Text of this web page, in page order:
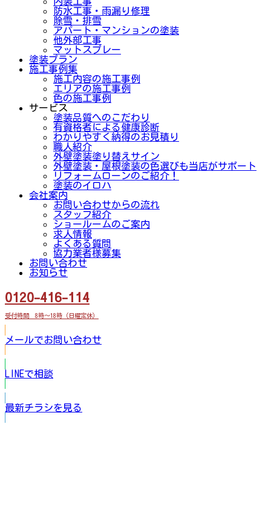
防水工事・雨漏り修理
除雪・排雪
アパート・マンションの塗装
他外部工事
マットスプレー
塗装プラン
施工事例集
施工内容の施工事例
エリアの施工事例
色の施工事例
サービス
塗装品質へのこだわり
有資格者による健康診断
わかりやすく納得のお見積り
職人紹介
外壁塗装塗り替えサイン
外壁塗装・屋根塗装の色選びも当店がサポート
リフォームローンのご紹介！
塗装のイロハ
会社案内
お問い合わせからの流れ
スタッフ紹介
ショールームのご案内
求人情報
よくある質問
協力業者様募集
お問い合わせ
お知らせ
0120-416-114
受付時間 8時～18時（日曜定休）
メールでお問い合わせ
LINEで相談
最新チラシを見る